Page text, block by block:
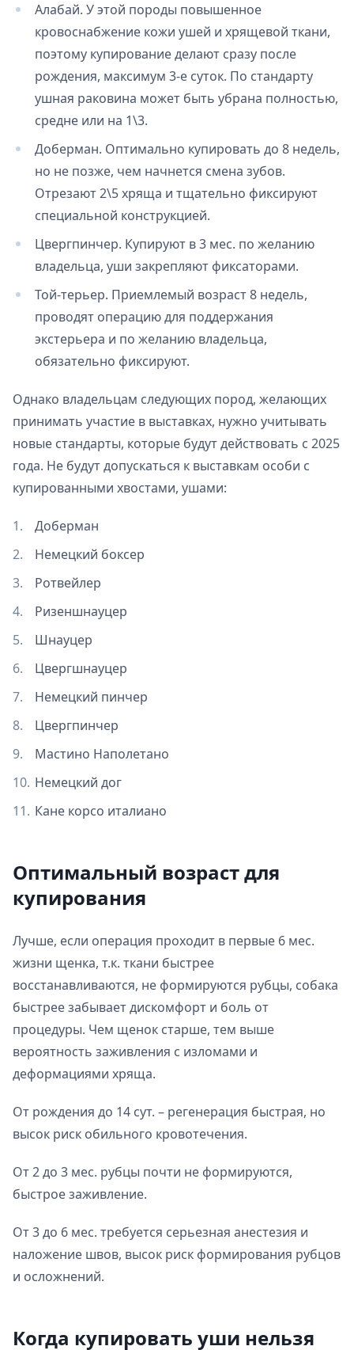
Алабай. У этой породы повышенное
кровоснабжение кожи ушей и хрящевой ткани,
поэтому купирование делают сразу после
рождения, максимум 3-е суток. По стандарту
ушная раковина может быть убрана полностью,
средне или на 1\3.
Доберман. Оптимально купировать до 8 недель,
но не позже, чем начнется смена зубов.
Отрезают 2\5 хряща и тщательно фиксируют
специальной конструкцией.
Цвергпинчер. Купируют в 3 мес. по желанию
владельца, уши закрепляют фиксаторами.
Той-терьер. Приемлемый возраст 8 недель,
проводят операцию для поддержания
экстерьера и по желанию владельца,
обязательно фиксируют.
Однако владельцам следующих пород, желающих
принимать участие в выставках, нужно учитывать
новые стандарты, которые будут действовать с 2025
года. Не будут допускаться к выставкам особи с
купированными хвостами, ушами:
Доберман
Немецкий боксер
Ротвейлер
Ризеншнауцер
Шнауцер
Цвергшнауцер
Немецкий пинчер
Цвергпинчер
Мастино Наполетано
Немецкий дог
Кане корсо италиано
Оптимальный возраст для
купирования
Лучше, если операция проходит в первые 6 мес.
жизни щенка, т.к. ткани быстрее
восстанавливаются, не формируются рубцы, собака
быстрее забывает дискомфорт и боль от
процедуры. Чем щенок старше, тем выше
вероятность заживления с изломами и
деформациями хряща.
От рождения до 14 сут. – регенерация быстрая, но
высок риск обильного кровотечения.
От 2 до 3 мес. рубцы почти не формируются,
быстрое заживление.
От 3 до 6 мес. требуется серьезная анестезия и
наложение швов, высок риск формирования рубцов
и осложнений.
Когда купировать уши нельзя